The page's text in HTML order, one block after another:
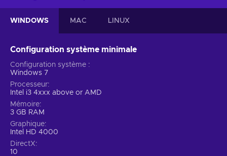
WINDOWS MAC LINUX
Configuration système minimale
Configuration système
Windows 7
Processeur
Intel i3 4xxx above or AMD
Mémoire
3 GB RAM
Graphique
Intel HD 4000
DirectX
10